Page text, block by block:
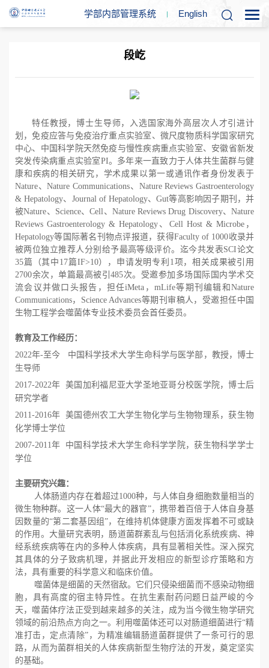
学部内部管理系统 English
段屹
特任教授，博士生导师，入选国家海外高层次人才引进计
划，免疫应答与免疫治疗重点实验室、微尺度物质科学国家研究
中心、中国科学院天然免疫与慢性疾病重点实验室、安徽省新发
突发传染病重点实验室PI。多年来一直致力于人体共生菌群与健
康和疾病的相关研究，学术成果以第一或通讯作者身份发表于
Nature、Nature Communications、 Nature Reviews Gastroenterology
& Hepatology、 Journal of Hepatology、Gut等高影响因子期刊，并
被Nature、 Science、Cell、 Nature Reviews Drug Discovery、 Nature
Reviews Gastroenterology & Hepatology 、 Cell Host & Microbe，
Hepatology等国际著名刊物点评报道，获得Faculty of 1000收录并
被两位独立推荐人分别给予最高等级评价。迄今共发表SCI论文
35篇（其中 17篇IF>10），申请发明专利 1项，相关成果被引用
2700余次，单篇最高被引485次。受邀参加多场国际国内学术交
流会议并做口头报告，担任iMeta ，mLife等期刊编辑和Nature
Communications， Science Advances等期刊审稿人，受邀担任中国
生物工程学会噬菌体专业技术委员会首任委员。
教育及工作经历：
2022年-至今
中国科学技术大学生命科学与医学部，教授，博士
生导师
2017-2022年
美国加利福尼亚大学圣地亚哥分校医学院，博士后
研究学者
2011-2016年
美国德州农工大学生物化学与生物物理系，获生物
化学博士学位
2007-2011年
中国科学技术大学生命科学学院，获生物科学学士
学位
主要研究兴趣：
人体肠道内存在着超过1000种，与人体自身细胞数量相当的
微生物种群。这一人体“最大的器官”，携带着百倍于人体自身基
因数量的“第二套基因组”，在维持机体健康方面发挥着不可或缺
的作用。大量研究表明，肠道菌群紊乱与包括消化系统疾病、神
经系统疾病等在内的多种人体疾病，具有显著相关性。深入探究
其具体的分子致病机理，并据此开发相应的新型诊疗策略和方
法，具有重要的科学意义和临床价值。
噬菌体是细菌的天然宿敌。它们只侵染细菌而不感染动物细
胞，具有高度的宿主特异性。在抗生素耐药问题日益严峻的今
天，噬菌体疗法正受到越来越多的关注，成为当今微生物学研究
领域的前沿热点方向之一。利用噬菌体还可以对肠道细菌进行“精
准打击，定点清除”，为精准编辑肠道菌群提供了一条可行的思
路，从而为菌群相关的人体疾病新型生物疗法的开发，奠定坚实
的基础。